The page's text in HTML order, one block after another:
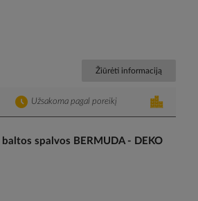
Žiūrėti informaciją
Užsakoma pagal poreikį
spalvos BERMUDA - DEKO